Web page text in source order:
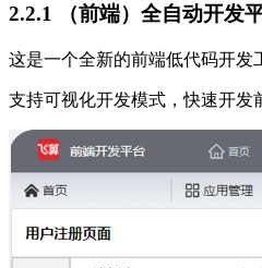
2.2.1 （前端）全自动开发
这是一个全新的前端低代码开发
支持可视化开发模式，快速开发